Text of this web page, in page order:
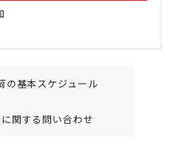
の基本スケジュール
関する問い合わせ